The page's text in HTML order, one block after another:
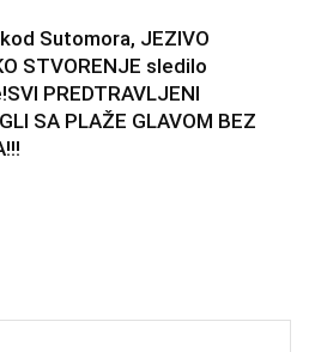
Sutomora, JEZIVO
STVORENJE sledilo
PREDTRAVLJENI
SA PLAŽE GLAVOM BEZ